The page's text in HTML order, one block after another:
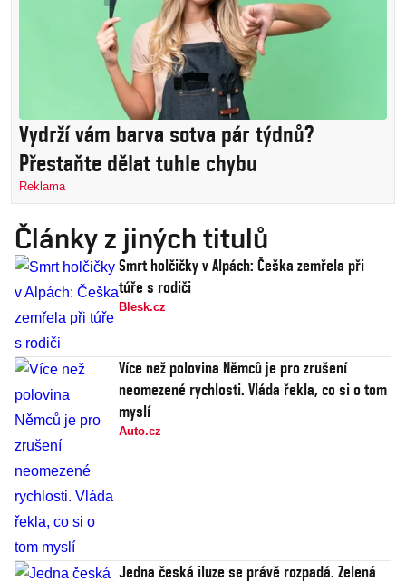
Vydrží vám barva sotva pár týdnů?
Přestaňte dělat tuhle chybu
Reklama
Články z jiných titulů
Smrt holčičky v Alpách: Češka zemřela při
túře s rodiči
Blesk.cz
Více než polovina Němců je pro zrušení
neomezené rychlosti. Vláda řekla, co si o tom
myslí
Auto.cz
Jedna česká iluze se právě rozpadá. Zelená